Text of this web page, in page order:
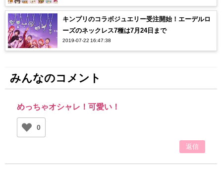
キンプリのコラボジュエリー受注開始！エーデルロ
ーズのネックレス7種は7月24日まで
2019-07-22 16:47:38
みんなのコメント
めっちゃオシャレ！可愛い！
0
返信